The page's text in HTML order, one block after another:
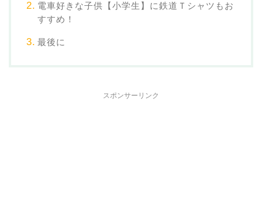
電車好きな子供【小学生】に鉄道Ｔシャツもお
すすめ！
最後に
スポンサーリンク